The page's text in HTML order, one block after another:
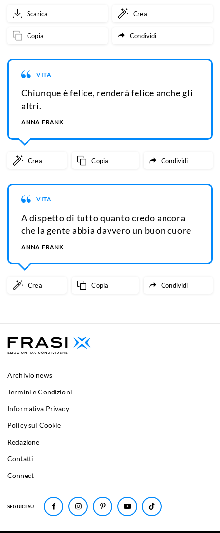
Scarica Crea
Copia Condividi
VITA
Chiunque è felice, renderà felice anche gli
altri.
ANNA FRANK
Crea Copia Condividi
VITA
A dispetto di tutto quanto credo ancora
che la gente abbia davvero un buon cuore
ANNA FRANK
Crea Copia Condividi
SEGUICI SU
Archivio news
Termini e Condizioni
Informativa Privacy
Policy sui Cookie
Redazione
Contatti
Connect